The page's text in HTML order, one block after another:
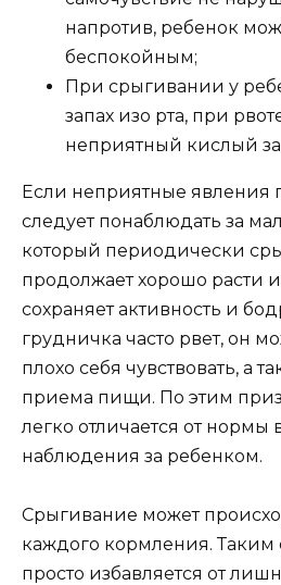
напротив, ребенок
беспокойным;
При срыгивании у
запах изо рта, при
неприятный кислый
Если неприятные явления
следует понаблюдать за
который периодически
продолжает хорошо расти
сохраняет активность и
грудничка часто рвет, он
плохо себя чувствовать, а
приема пищи. По этим
легко отличается от нормы
наблюдения за ребенком.
Срыгивание может
каждого кормления. Таким
просто избавляется от